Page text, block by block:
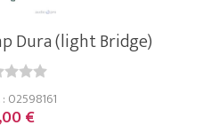
Dura (light Bridge)
02598161
€